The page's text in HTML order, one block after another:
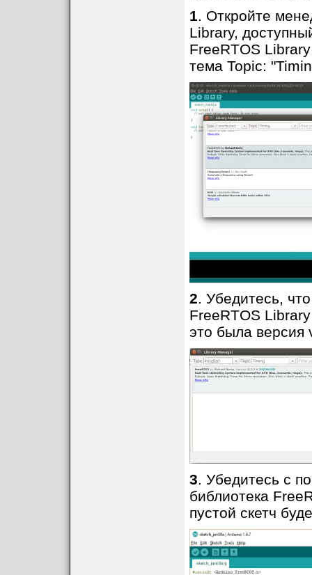
1. Откройте
Library,
FreeRTOS
тема Topic:
2. Убедитесь,
FreeRTOS
это была версия
3. Убедитесь с
библиотека
пустой скетч
В этом примере
Arduino IDE
один
задачи